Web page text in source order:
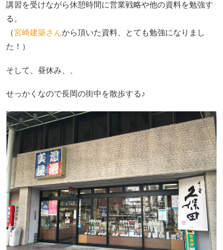
講習を受けながら休憩時間に営業戦略や他の資料を勉強す
る。
（宮崎建築さんから頂いた資料、とても勉強になりまし
た！）
そして、昼休み、、
せっかくなので長岡の街中を散歩する♪